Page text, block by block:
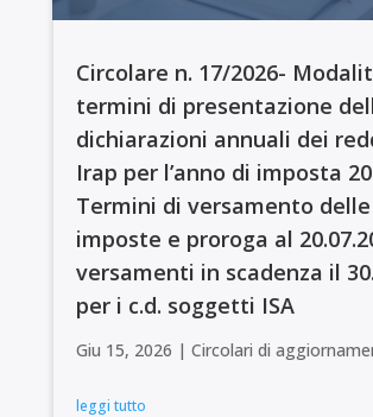
Circolare n. 17/2026-
termini di presentazione
dichiarazioni annuali dei
Irap per l’anno di imposta
Termini di versamento delle
imposte e proroga al
versamenti in scadenza il
per i c.d. soggetti ISA
Giu 15, 2026 | Circolari di
leggi tutto